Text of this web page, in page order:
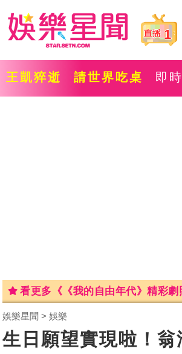
1
王凱猝逝 請世界吃桌 即時
看更多《《我的自由年代》精彩
娛樂星聞 娛樂
生日願望實現啦！翁